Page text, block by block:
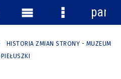
HISTORIA ZMIAN STRONY - MUZEUM
Menu
główne
Menu
szczegółowe
panel